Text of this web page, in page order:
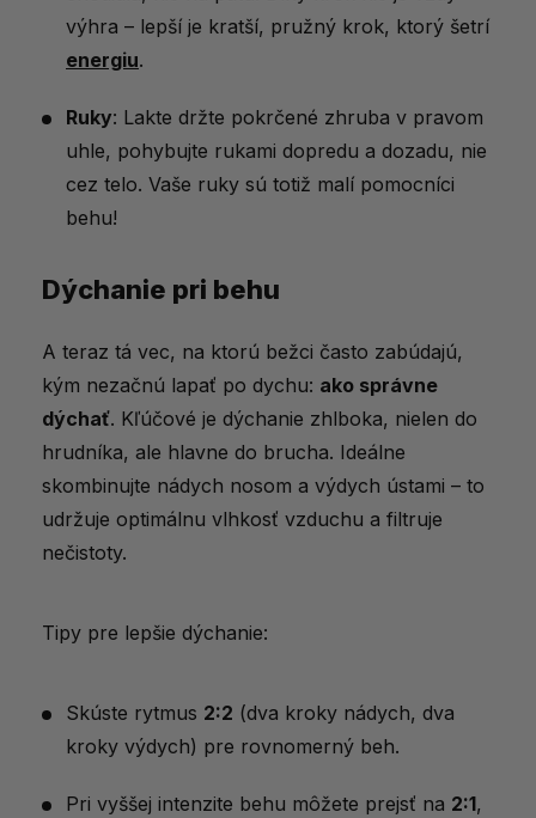
Cesta k lepším výkonom
výhra – lepší je kratší, pružný krok, ktorý šetrí
energiu.
Ruky: Lakte držte pokrčené zhruba v pravom
uhle, pohybujte rukami dopredu a dozadu, nie
cez telo. Vaše ruky sú totiž malí pomocníci
behu!
Dýchanie pri behu
A teraz tá vec, na ktorú bežci často zabúdajú,
kým nezačnú lapať po dychu: ako správne
dýchať. Kľúčové je dýchanie zhlboka, nielen do
hrudníka, ale hlavne do brucha. Ideálne
skombinujte nádych nosom a výdych ústami – to
udržuje optimálnu vlhkosť vzduchu a filtruje
nečistoty.
Tipy pre lepšie dýchanie:
Skúste rytmus 2:2 (dva kroky nádych, dva
kroky výdych) pre rovnomerný beh.
Pri vyššej intenzite behu môžete prejsť na 2:1,